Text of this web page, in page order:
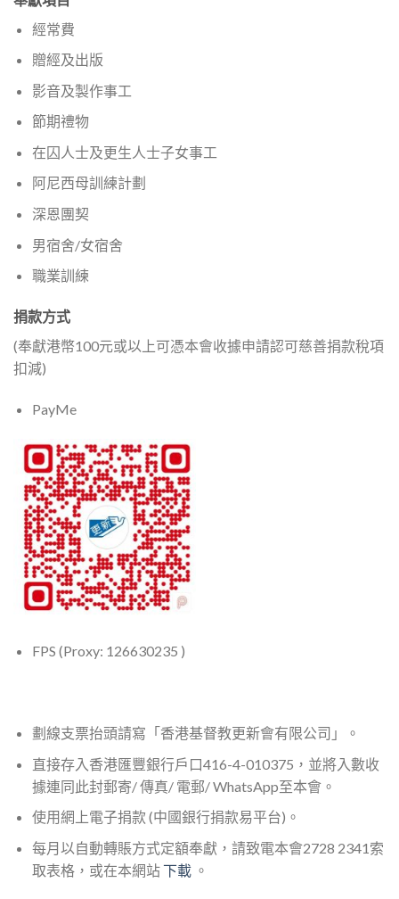
經常費
贈經及出版
影音及製作事工
節期禮物
在囚人士及更生人士子女事工
阿尼西母訓練計劃
深恩團契
男宿舍/女宿舍
職業訓練
捐款方式
(奉獻港幣100元或以上可憑本會收據申請認可慈善捐款稅項
扣減)
PayMe
FPS (Proxy: 126630235 )
劃線支票抬頭請寫「香港基督教更新會有限公司」。
直接存入香港匯豐銀行戶口416-4-010375，並將入數收
據連同此封郵寄/ 傳真/ 電郵/ WhatsApp至本會。
使用網上電子捐款 (中國銀行捐款易平台)。
每月以自動轉賬方式定額奉獻，請致電本會2728 2341索
取表格，或在本網站下載。